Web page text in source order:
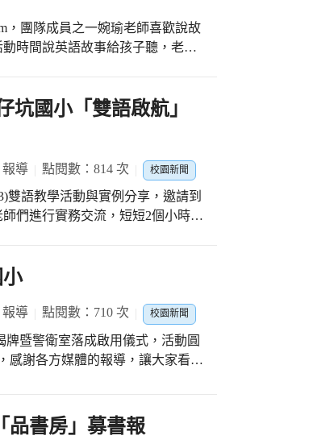
，團隊成員之一婉瑜老師喜歡說故
時間說英語故事給孩子聽，老師
雖然是英語故事但是配合小演員
詞，孩子無形中也能跟著說出英
得很專心也笑得好開心。 樂活
去瞧瞧，某天幼兒園老師帶著孩
說他可以幫忙介紹恆動館裡韻律
跑道上彈跳、翻滾，以及體操平
孩子的前庭刺激，並且充分伸展
坑國小「雙語啟航」
報導 點閱數：814 次 校園新聞
雙語教學活動與實例分享，邀請到
們進行實務交流，短短2個小時課
同的教學策略，營造一個又一個
上的溝通用語」自然流動，設計
，孩子們安心學習，一般教師也
堂背後，都看得到老師備課時的
小扎根，更是「雙語公校」理念
報導 點閱數：710 次 校園新聞
牌暨警衛室落成啟用儀式，活動圓
感謝各方媒體的報導，讓大家看見
傳承新起點
品書房」募書報